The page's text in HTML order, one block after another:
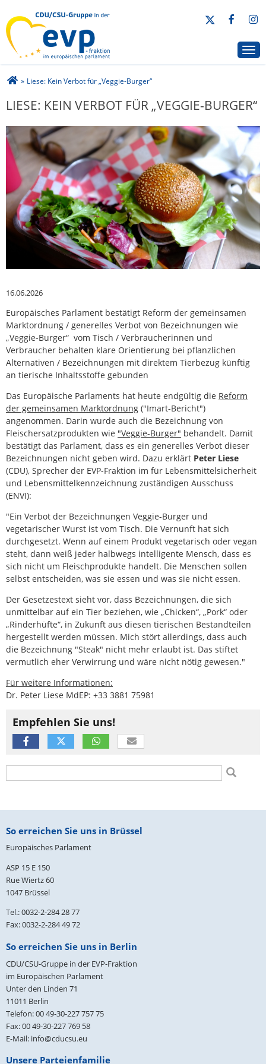
Sie sind hier
» Liese: Kein Verbot für „Veggie-Burger“
LIESE: KEIN VERBOT FÜR „VEGGIE-BURGER“
16.06.2026
Europäisches Parlament bestätigt Reform der gemeinsamen
Marktordnung / generelles Verbot von Bezeichnungen wie
„Veggie-Burger“ vom Tisch / Verbraucherinnen und
Verbraucher behalten klare Orientierung bei pflanzlichen
Alternativen / Bezeichnungen mit direktem Tierbezug künftig
an tierische Inhaltsstoffe gebunden
Das Europäische Parlaments hat heute endgültig die Reform
der gemeinsamen Marktordnung ("Imart-Bericht")
angenommen. Darin wurde auch die Bezeichnung von
Fleischersatzprodukten wie "Veggie-Burger" behandelt. Damit
bestätigt das Parlament, dass es ein generelles Verbot dieser
Bezeichnungen nicht geben wird. Dazu erklärt Peter Liese
(CDU), Sprecher der EVP-Fraktion im für Lebensmittelsicherheit
und Lebensmittelkennzeichnung zuständigen Ausschuss
(ENVI):
"Ein Verbot der Bezeichnungen Veggie-Burger und
vegetarischer Wurst ist vom Tisch. Die Vernunft hat sich
durchgesetzt. Wenn auf einem Produkt vegetarisch oder vegan
steht, dann weiß jeder halbwegs intelligente Mensch, dass es
sich nicht um Fleischprodukte handelt. Die Menschen sollen
selbst entscheiden, was sie essen und was sie nicht essen.
Der Gesetzestext sieht vor, dass Bezeichnungen, die sich
unmittelbar auf ein Tier beziehen, wie „Chicken“, „Pork“ oder
„Rinderhüfte“, in Zukunft aus diesen tierischen Bestandteilen
hergestellt werden müssen. Mich stört allerdings, dass auch
die Bezeichnung "Steak" nicht mehr erlaubt ist. Das stiftet
vermutlich eher Verwirrung und wäre nicht nötig gewesen."
Für weitere Informationen:
Dr. Peter Liese MdEP: +33 3881 75981
Empfehlen Sie uns!
Suchformular
Fußbereich
So erreichen Sie uns in Brüssel
Europäisches Parlament
ASP 15 E 150
Rue Wiertz 60
1047 Brüssel
Tel.: 0032-2-284 28 77
Fax: 0032-2-284 49 72
So erreichen Sie uns in Berlin
CDU/CSU-Gruppe in der EVP-Fraktion
im Europäischen Parlament
Unter den Linden 71
11011 Berlin
Telefon:00 49-30-227 757 75
Fax:00 49-30-227 769 58
E-Mail: info@cducsu.eu
Unsere Parteienfamilie